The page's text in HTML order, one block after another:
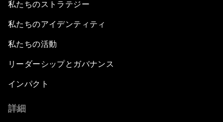
私たちのストラテジー
私たちのアイデンティティ
私たちの活動
リーダーシップとガバナンス
インパクト
詳細